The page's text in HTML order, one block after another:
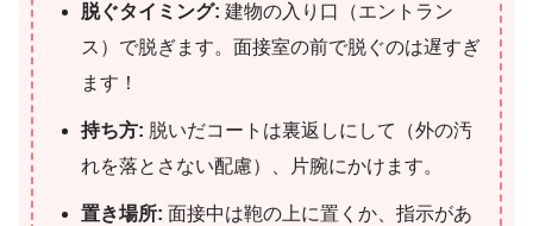
脱ぐタイミング: 建物の入り口（エントラン
ス）で脱ぎます。面接室の前で脱ぐのは遅すぎ
ます！
持ち方: 脱いだコートは裏返しにして（外の汚
れを落とさない配慮）、片腕にかけます。
置き場所: 面接中は鞄の上に置くか、指示があ